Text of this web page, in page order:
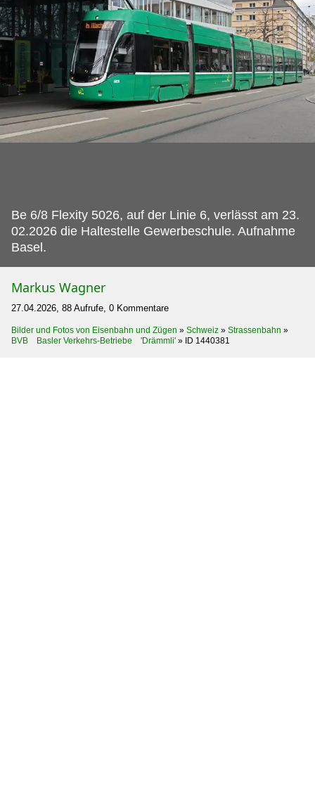
Be 6/8 Flexity 5026, auf der Linie 6, verlässt am 23.
02.2026 die Haltestelle Gewerbeschule. Aufnahme
Basel.
Markus Wagner
27.04.2026, 88 Aufrufe, 0 Kommentare
Bilder und Fotos von Eisenbahn und Zügen » Schweiz » Strassenbahn »
BVB Basler Verkehrs-Betriebe 'Drämmli' » ID 1440381